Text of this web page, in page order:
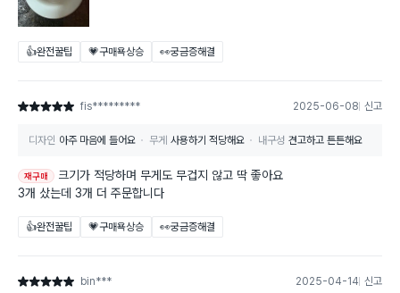
👍완전꿀팁 💗구매욕상승 👀궁금증해결
별점 5점 fis********* 2025-06-08 신고
디자인 아주 마음에 들어요 무게 사용하기 적당해요 내구성 견고하고 튼튼해요
재구매
크기가 적당하며 무게도 무겁지 않고 딱 좋아요
3개 샀는데 3개 더 주문합니다
👍완전꿀팁 💗구매욕상승 👀궁금증해결
별점 5점 bin*** 2025-04-14 신고